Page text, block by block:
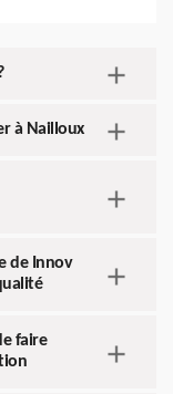
à Nailloux
de Innov
faire